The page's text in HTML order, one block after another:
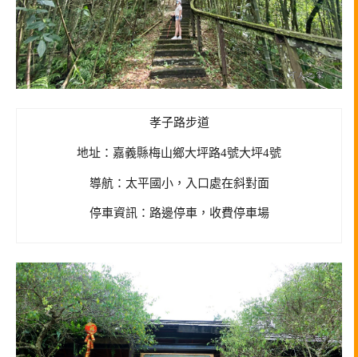
孝子路步道
地址：嘉義縣梅山鄉大坪路4號大坪4號
導航：太平國小，入口處在斜對面
停車資訊：路邊停車，收費停車場